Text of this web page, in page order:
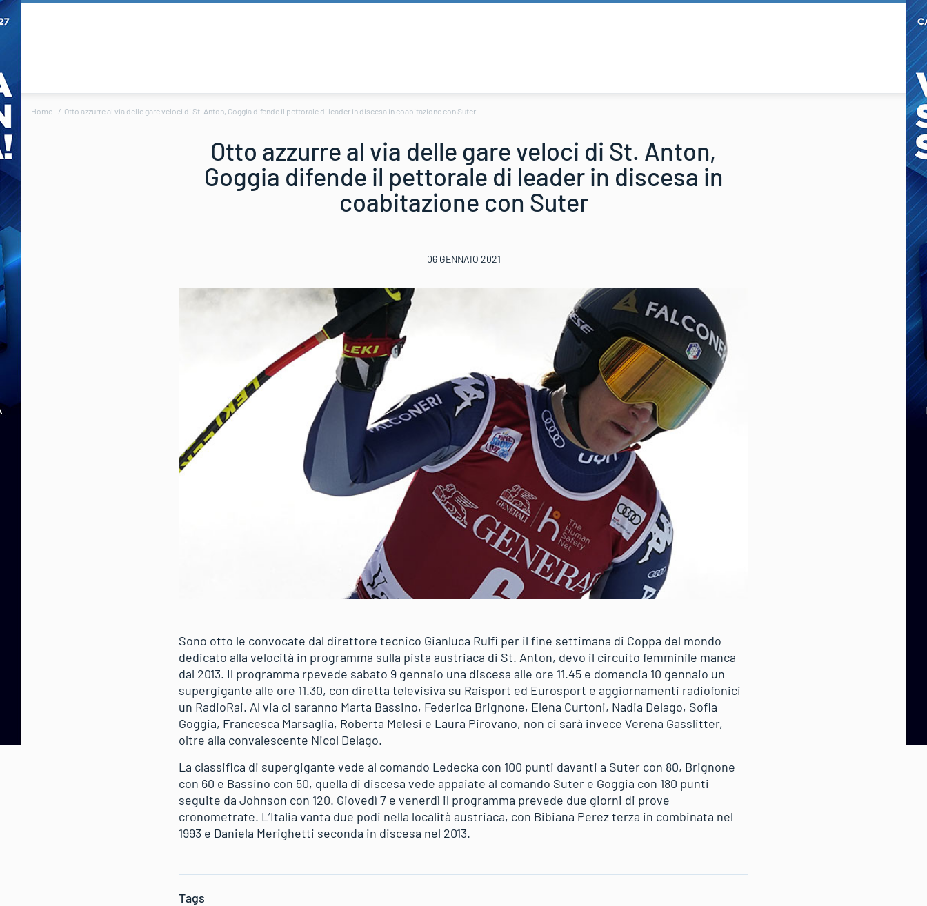
Home Otto azzurre al via delle gare veloci di St. Anton, Goggia difende il pettorale di leader in discesa in coabitazione con Suter
Otto azzurre al via delle gare veloci di St. Anton,
Goggia difende il pettorale di leader in discesa in
coabitazione con Suter
06 GENNAIO 2021
Sono otto le convocate dal direttore tecnico Gianluca Rulfi per il fine settimana di Coppa del mondo
dedicato alla velocità in programma sulla pista austriaca di St. Anton, devo il circuito femminile manca
dal 2013. Il programma rpevede sabato 9 gennaio una discesa alle ore 11.45 e domencia 10 gennaio un
supergigante alle ore 11.30, con diretta televisiva su Raisport ed Eurosport e aggiornamenti radiofonici
un RadioRai. Al via ci saranno Marta Bassino, Federica Brignone, Elena Curtoni, Nadia Delago, Sofia
Goggia, Francesca Marsaglia, Roberta Melesi e Laura Pirovano, non ci sarà invece Verena Gasslitter,
oltre alla convalescente Nicol Delago.
La classifica di supergigante vede al comando Ledecka con 100 punti davanti a Suter con 80, Brignone
con 60 e Bassino con 50, quella di discesa vede appaiate al comando Suter e Goggia con 180 punti
seguite da Johnson con 120. Giovedì 7 e venerdì il programma prevede due giorni di prove
cronometrate. L’Italia vanta due podi nella località austriaca, con Bibiana Perez terza in combinata nel
1993 e Daniela Merighetti seconda in discesa nel 2013.
Tags